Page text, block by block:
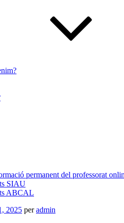
permanent del professorat
SIAU
ABCAL
2025 peradmin